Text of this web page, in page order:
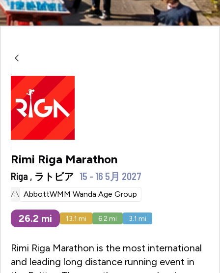
Rimi Riga Marathon
Riga , ラトビア 15 - 16 5月 2027
AbbottWMM Wanda Age Group
26.2 mi 13.1 mi 6.2 mi 3.1 mi
Rimi Riga Marathon is the most international
and leading long distance running event in